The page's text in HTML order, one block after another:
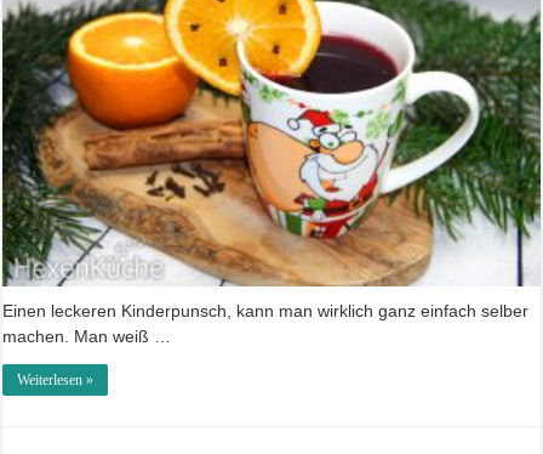
Einen leckeren Kinderpunsch, kann man wirklich ganz einfach selber
machen. Man weiß …
Weiterlesen »